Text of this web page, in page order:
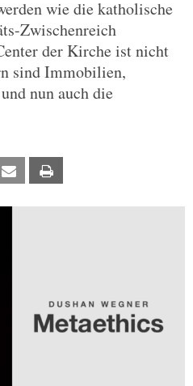
wie die katholische
Zwischenreich
der Kirche ist nicht
sind Immobilien,
nun auch die
Email